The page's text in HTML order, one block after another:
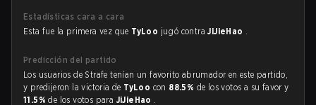
Estadísticas cara a cara
Esta fue la primera vez que TyLoo jugó contraJiJieHao .
Predicción del partido
Los usuarios de Strafe tenían un favorito abrumador en este partido,
y predijeron la victoria de TyLoo con 88.5% de los votos a su favor y
11.5%de los votos para JiJieHao .